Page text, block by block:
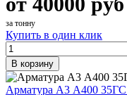
за тонну
Купить в один клик
В корзину
Арматура А3 А400